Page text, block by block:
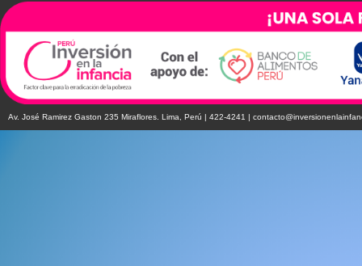
Av. José Ramirez Gaston 235 Miraflores. Lima, Perú | 422-4241 |